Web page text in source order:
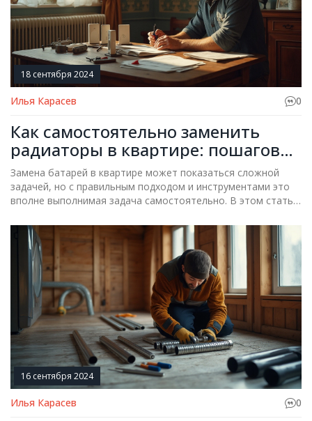
18 сентября 2024
Илья Карасев 0
Как самостоятельно заменить
радиаторы в квартире: пошаговое
руководство
Замена батарей в квартире может показаться сложной
задачей, но с правильным подходом и инструментами это
вполне выполнимая задача самостоятельно. В этом статье
подготовить все необходимое, провести демонтаж старых
батарей и установить новые. Получите полезные советы и
узнайте об основных этапах замены радиаторов своими
руками.
16 сентября 2024
Илья Карасев 0